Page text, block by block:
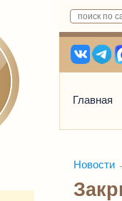
Главная
Новости